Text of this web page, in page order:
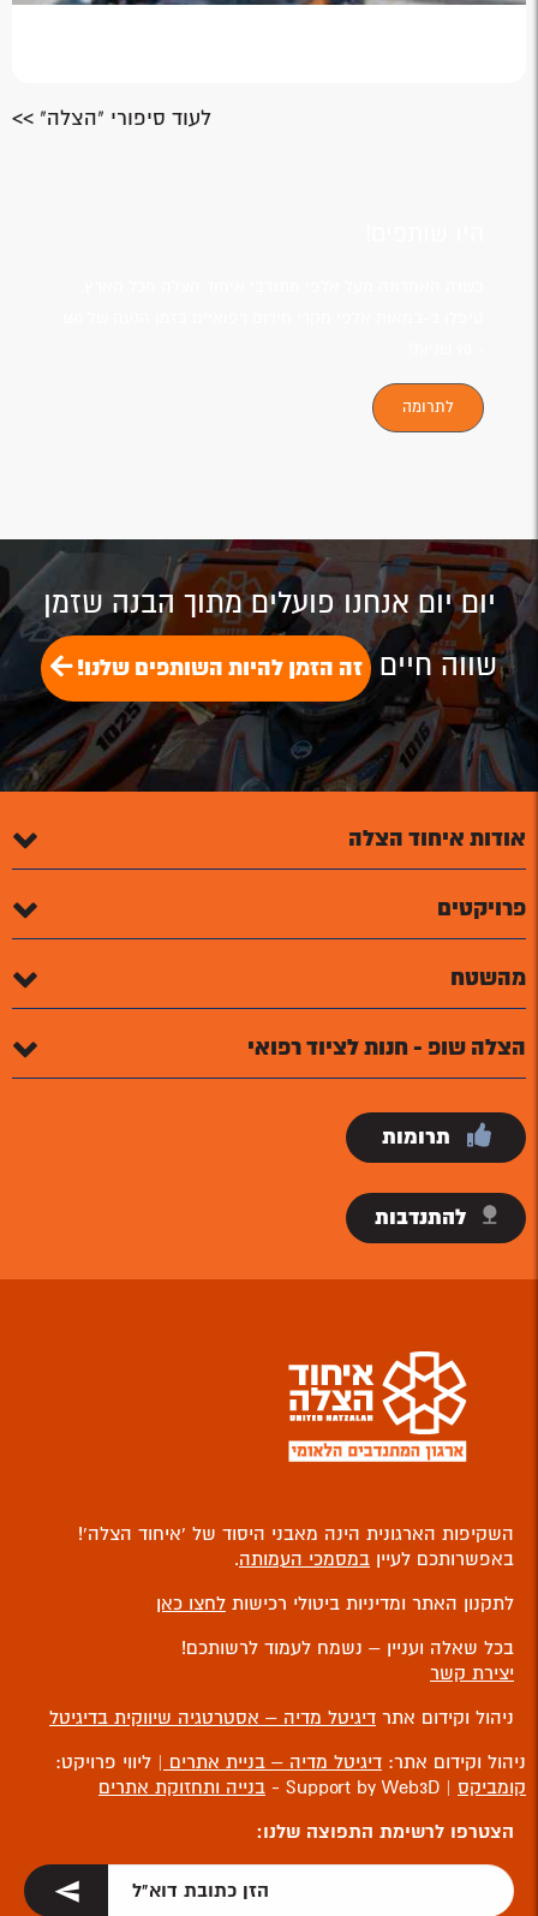
לעוד סיפורי "הצלה" >>
לתרומה
זה תלוי בך!
יום יום אנחנו פועלים מתוך הבנה שזמן
שווה חיים זה הזמן להיות השותפים שלנו!
אודות איחוד הצלה
פרויקטים
מהשטח
הצלה שופ - חנות לציוד רפואי
תרומות
להתנדבות
השקיפות הארגונית הינה מאבני היסוד של ‘איחוד הצלה’!
באפשרותכם לעיין במסמכי העמותה.
לתקנון האתר ומדיניות ביטולי רכישות לחצו כאן
בכל שאלה ועניין – נשמח לעמוד לרשותכם!
יצירת קשר
ניהול וקידום אתר דיגיטל מדיה – אסטרטגיה שיווקית בדיגיטל
ניהול וקידום אתר: דיגיטל מדיה – בניית אתרים | ליווי פרויקט:
קומביקס | Support by Web3D -
בנייה ותחזוקת אתרים
הצטרפו לרשימת התפוצה שלנו: